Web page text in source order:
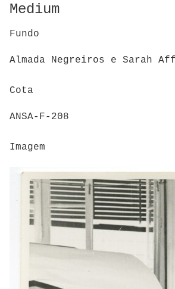
Medium
Fundo
Almada Negreiros e Sarah
Cota
ANSA-F-208
Imagem